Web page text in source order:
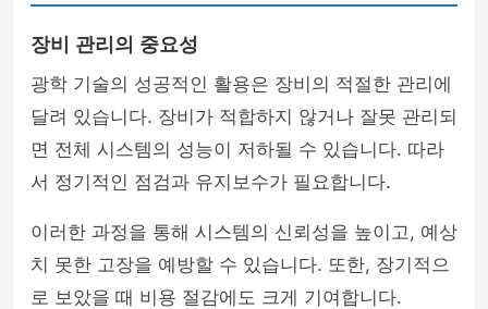
장비 관리의 중요성
광학 기술의 성공적인 활용은 장비의 적절한 관리에
달려 있습니다. 장비가 적합하지 않거나 잘못 관리되
면 전체 시스템의 성능이 저하될 수 있습니다. 따라
서 정기적인 점검과 유지보수가 필요합니다.
이러한 과정을 통해 시스템의 신뢰성을 높이고, 예상
치 못한 고장을 예방할 수 있습니다. 또한, 장기적으
로 보았을 때 비용 절감에도 크게 기여합니다.